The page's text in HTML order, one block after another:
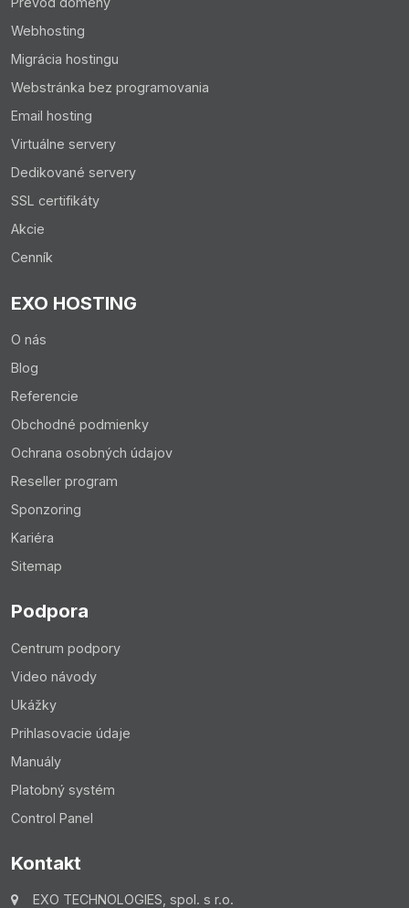
Webhosting
Migrácia hostingu
Webstránka bez programovania
Email hosting
Virtuálne servery
Dedikované servery
SSL certifikáty
Akcie
Cenník
EXO HOSTING
O nás
Blog
Referencie
Obchodné podmienky
Ochrana osobných údajov
Reseller program
Sponzoring
Kariéra
Sitemap
Podpora
Centrum podpory
Video návody
Ukážky
Prihlasovacie údaje
Manuály
Platobný systém
Control Panel
Kontakt
EXO TECHNOLOGIES, spol. s r.o.